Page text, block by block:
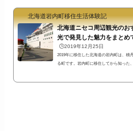
の写真は日が沈んで夕焼けがピンク色に
でこの...
北海道岩内町移住生活体験記
北海道ニセコ周辺観光のお
光で発見した魅力をまとめ
🕒️2019年12月25日
2019年に移住した北海道の岩内町は、積
る町です。岩内町に移住してから知った